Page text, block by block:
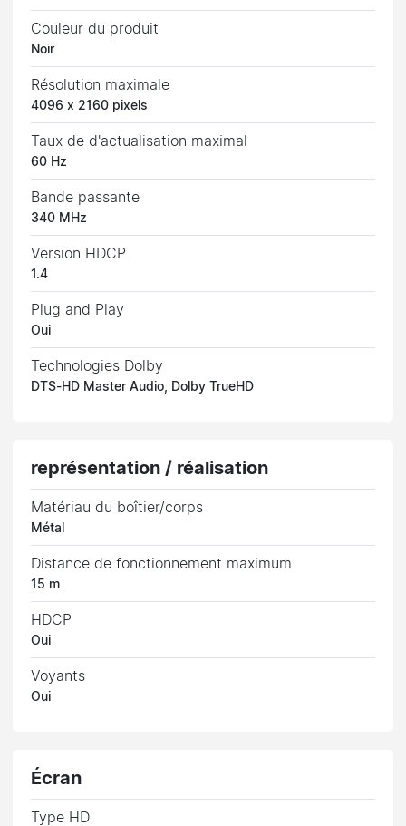
Couleur du produit
Noir
Résolution maximale
4096 x 2160 pixels
Taux de d'actualisation maximal
60 Hz
Bande passante
340 MHz
Version HDCP
1.4
Plug and Play
Oui
Technologies Dolby
DTS-HD Master Audio, Dolby TrueHD
représentation / réalisation
Matériau du boîtier/corps
Métal
Distance de fonctionnement maximum
15 m
HDCP
Oui
Voyants
Oui
Écran
Type HD